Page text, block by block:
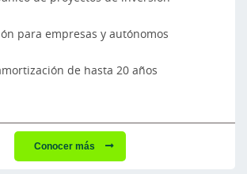
para empresas y autónomos
de hasta 20 años
Conocer más